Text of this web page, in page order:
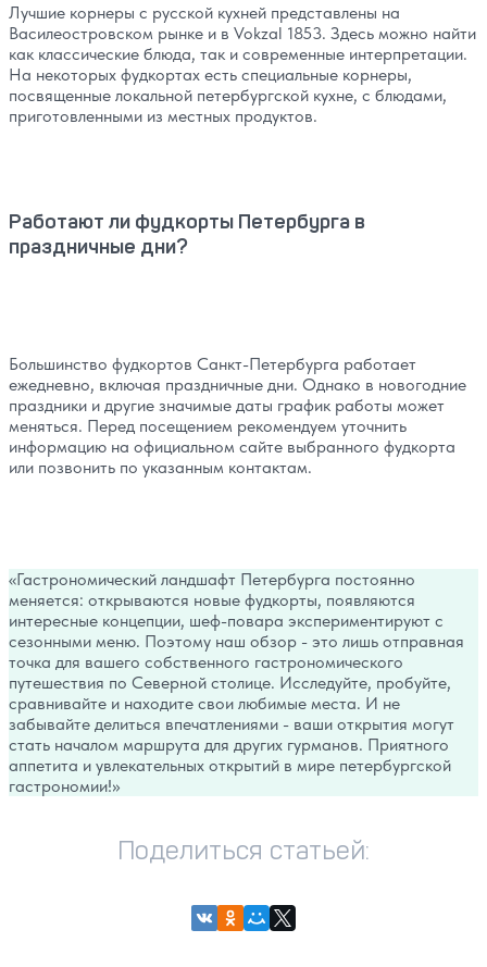
Лучшие корнеры с русской кухней представлены на
Василеостровском рынке и в Vokzal 1853. Здесь можно найти
как классические блюда, так и современные интерпретации.
На некоторых фудкортах есть специальные корнеры,
посвященные локальной петербургской кухне, с блюдами,
приготовленными из местных продуктов.
Работают ли фудкорты Петербурга в
праздничные дни?
Большинство фудкортов Санкт-Петербурга работает
ежедневно, включая праздничные дни. Однако в новогодние
праздники и другие значимые даты график работы может
меняться. Перед посещением рекомендуем уточнить
информацию на официальном сайте выбранного фудкорта
или позвонить по указанным контактам.
Гастрономический ландшафт Петербурга постоянно
меняется: открываются новые фудкорты, появляются
интересные концепции, шеф-повара экспериментируют с
сезонными меню. Поэтому наш обзор - это лишь отправная
точка для вашего собственного гастрономического
путешествия по Северной столице. Исследуйте, пробуйте,
сравнивайте и находите свои любимые места. И не
забывайте делиться впечатлениями - ваши открытия могут
стать началом маршрута для других гурманов. Приятного
аппетита и увлекательных открытий в мире петербургской
гастрономии!
Поделиться статьей: